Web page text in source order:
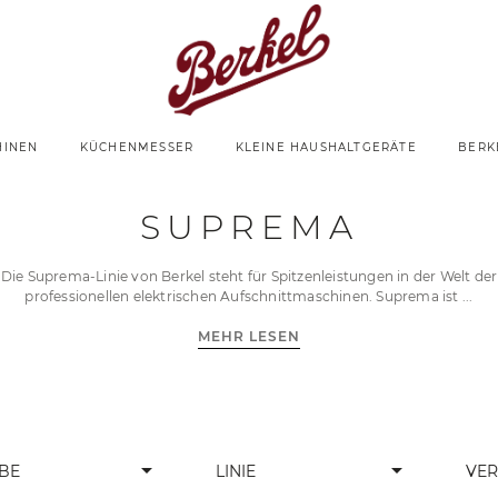
KÜCHENMESSER KLEINE HAUSHALTGERÄTE
SUPREMA
Die Suprema-Linie von Berkel steht für Spitzenleistungen in der Welt der
professionellen elektrischen Aufschnittmaschinen. Suprema ist
MEHR LESEN
arrow_drop_down LINIE arrow_drop_down